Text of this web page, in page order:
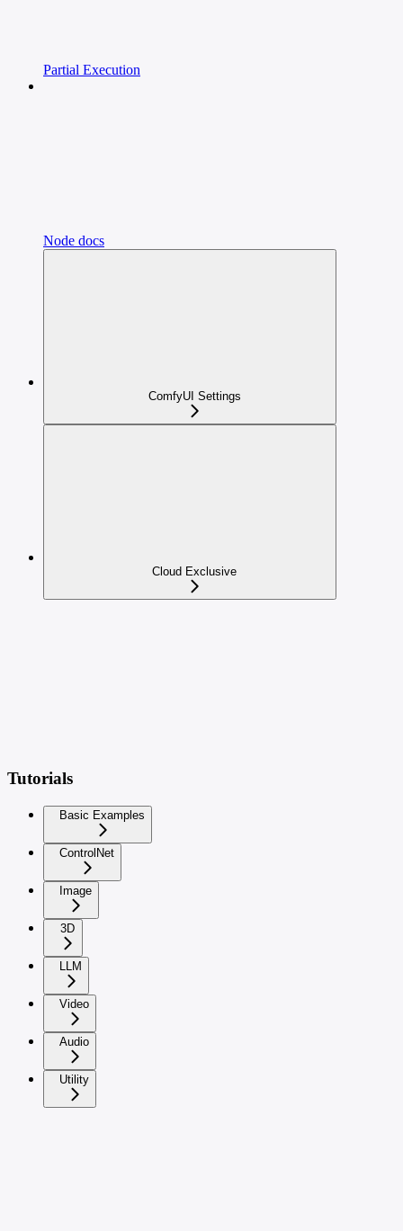
Partial Execution
Node docs
ComfyUI Settings
Cloud Exclusive
Tutorials
Basic Examples
ControlNet
Image
3D
LLM
Video
Audio
Utility